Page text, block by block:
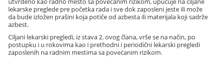
lekarske preglede pre početka rada i sve dok zaposleni jeste ili može
da bude izložen prašini koja potiče od azbesta ili materijala koji sadrže
azbest.
Ciljani lekarski pregledi, iz stava 2. ovog člana, vrše se na način, po
postupku i u rokovima kao i prethodni i periodični lekarski pregledi
zaposlenih na radnim mestima sa povećanim rizikom.